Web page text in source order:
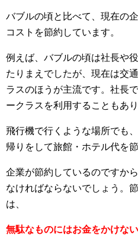
バブルの頃と比べて、現在の
コストを節約しています。
例えば、バブルの頃は社長や
たりまえでしたが、現在は交
ラスのほうが主流です。社長
ークラスを利用することもあり
飛行機で行くような場所でも
帰りをして旅館・ホテル代を節
企業が節約しているのですか
なければならないでしょう。
は、
無駄なものにはお金をかけな